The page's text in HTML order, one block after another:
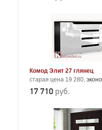
Комод Элит 27 глянец
старая цена 19 280,
17 710 руб.